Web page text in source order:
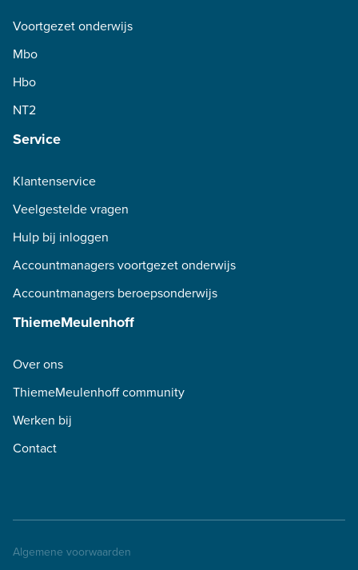
Voortgezet onderwijs
Mbo
Hbo
NT2
Service
Klantenservice
Veelgestelde vragen
Hulp bij inloggen
Accountmanagers voortgezet onderwijs
Accountmanagers beroepsonderwijs
ThiemeMeulenhoff
Over ons
ThiemeMeulenhoff community
Werken bij
Contact
Algemene voorwaarden